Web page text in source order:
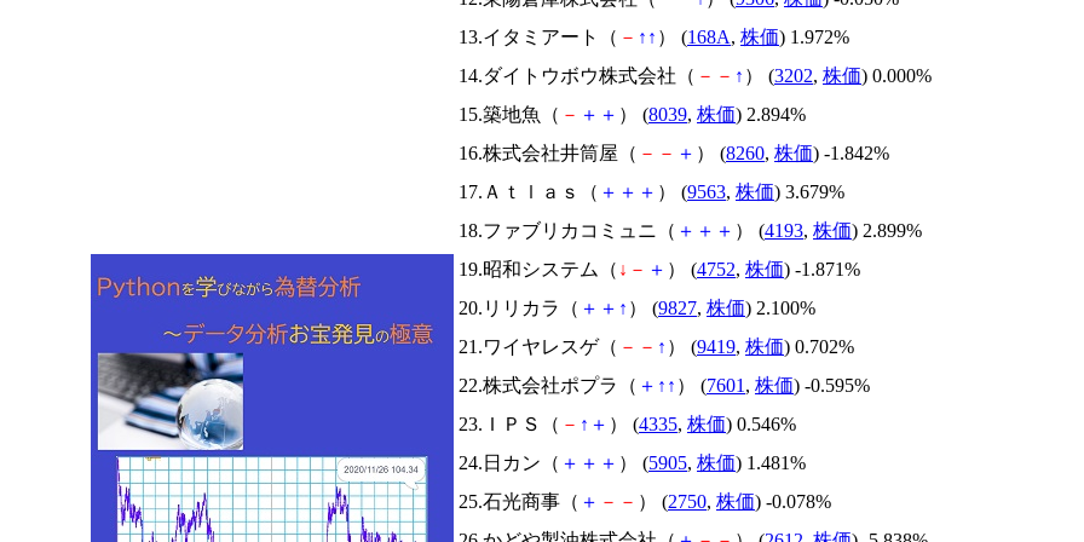
13.イタミアート（ － ↑ ↑ ） (168A, 株価) 1.972%
14.ダイトウボウ株式会社（ － － ↑ ） (3202, 株価) 0.000%
15.築地魚（ － ＋ ＋ ） (8039, 株価) 2.894%
16.株式会社井筒屋（ － － ＋ ） (8260, 株価) -1.842%
17.Ａｔｌａｓ（ ＋ ＋ ＋ ） (9563, 株価) 3.679%
18.ファブリカコミュニ（ ＋ ＋ ＋ ） (4193, 株価) 2.899%
19.昭和システム（ ↓ － ＋ ） (4752, 株価) -1.871%
20.リリカラ（ ＋ ＋ ↑ ） (9827, 株価) 2.100%
21.ワイヤレスゲ（ － － ↑ ） (9419, 株価) 0.702%
22.株式会社ポプラ（ ＋ ↑ ↑ ） (7601 , 株価) -0.595%
23.ＩＰＳ（ － ↑ ＋ ） (4335, 株価) 0.546%
24.日カン（ ＋ ＋ ＋ ） (5905, 株価) 1.481%
25.石光商事（ ＋ － － ） (2750, 株価) -0.078%